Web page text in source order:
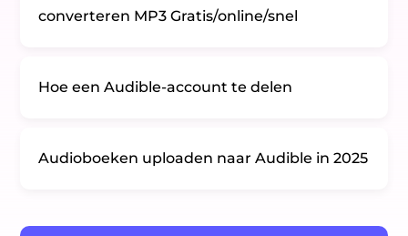
converteren MP3 Gratis/online/snel
Hoe een Audible-account te delen
Audioboeken uploaden naar Audible in 2025